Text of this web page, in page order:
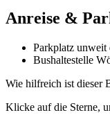
Anreise &
Parkplatz unweit
Bushaltestelle
Wie hilfreich ist dieser
Klicke auf die Sterne,